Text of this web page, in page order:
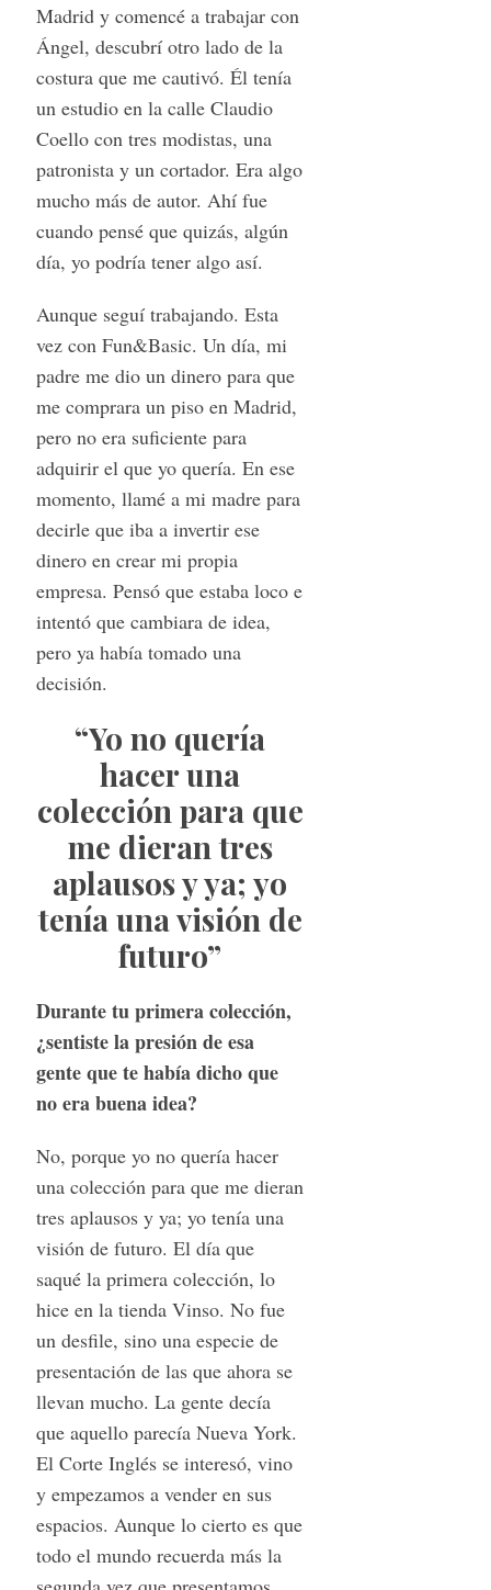
Madrid y comencé a trabajar con
Ángel, descubrí otro lado de la
costura que me cautivó. Él tenía
un estudio en la calle Claudio
Coello con tres modistas, una
patronista y un cortador. Era algo
mucho más de autor. Ahí fue
cuando pensé que quizás, algún
día, yo podría tener algo así.
Aunque seguí trabajando. Esta
vez con Fun&Basic. Un día, mi
padre me dio un dinero para que
me comprara un piso en Madrid,
pero no era suficiente para
adquirir el que yo quería. En ese
momento, llamé a mi madre para
decirle que iba a invertir ese
dinero en crear mi propia
empresa. Pensó que estaba loco e
intentó que cambiara de idea,
pero ya había tomado una
decisión.
“Yo no quería
hacer una
colección para que
me dieran tres
aplausos y ya; yo
tenía una visión de
futuro”
Durante tu primera colección,
¿sentiste la presión de esa
gente que te había dicho que
no era buena idea?
No, porque yo no quería hacer
una colección para que me dieran
tres aplausos y ya; yo tenía una
visión de futuro. El día que
saqué la primera colección, lo
hice en la tienda Vinso. No fue
un desfile, sino una especie de
presentación de las que ahora se
llevan mucho. La gente decía
que aquello parecía Nueva York.
El Corte Inglés se interesó, vino
y empezamos a vender en sus
espacios. Aunque lo cierto es que
todo el mundo recuerda más la
S
r
c
h
r
: